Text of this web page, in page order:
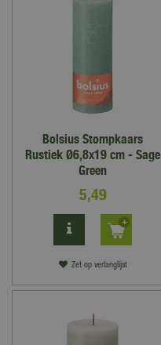
Bolsius Stompkaars
Rustiek Ø6,8x19 cm - Sage
Green
5,49
Zet op verlanglijst